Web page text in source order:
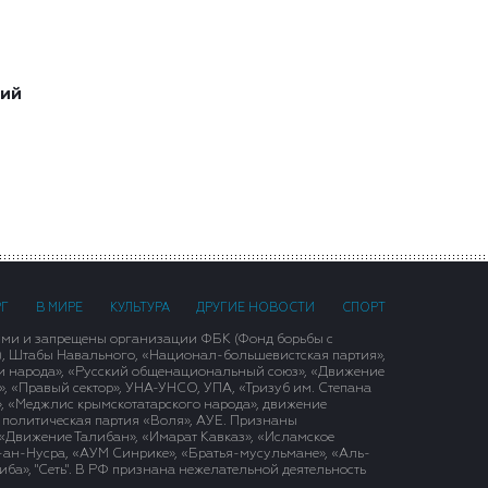
В МИРЕ КУЛЬТУРА ДРУГИЕ НОВОСТИ СПОРТ
и запрещены организации ФБК (Фонд борьбы с
Штабы Навального, «Национал-большевистская партия»,
народа», «Русский общенациональный союз», «Движение
«Правый сектор», УНА-УНСО, УПА, «Тризуб им. Степана
крымскотатарского народа», движение
политическая партия «Воля», АУЕ. Признаны
Талибан», «Имарат Кавказ», «Исламское
ан-Нусра, «АУМ Синрике», «Братья-мусульмане», «Аль-
"Сеть". В РФ признана нежелательной деятельность